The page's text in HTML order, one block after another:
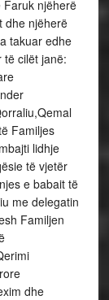
Faruk njëherë
dhe njëherë
takuar edhe
cilët janë:
Familjes
lidhje
të vjetër
e babait të
me delegatin
Familjen
dhe